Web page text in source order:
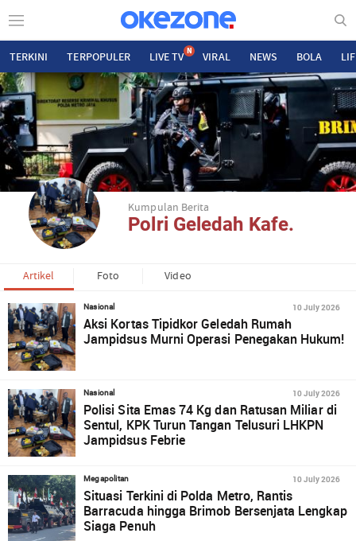
TERKINI TERPOPULER LIVE TV N VIRAL NEWS BOLA
Kumpulan Berita
Polri Geledah Kafe.
Artikel Foto Video
Nasional 10 July 2026
Aksi Kortas Tipidkor Geledah Rumah
Jampidsus Murni Operasi Penegakan Hukum!
Nasional 10 July 2026
Polisi Sita Emas 74 Kg dan Ratusan Miliar di
Sentul, KPK Turun Tangan Telusuri LHKPN
Jampidsus Febrie
Megapolitan 10 July 2026
Situasi Terkini di Polda Metro, Rantis
Barracuda hingga Brimob Bersenjata Lengkap
Siaga Penuh